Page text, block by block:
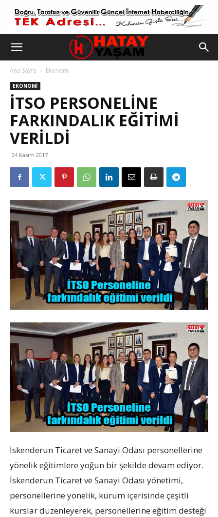
Ana Sayfa Ekonomi
EKONOMI
İTSO PERSONELINE
FARKINDALIK EĞITIMI
VERILDI
24 Kasım 2017
İskenderun Ticaret ve Sanayi Odası personellerine
yönelik eğitimlere yoğun bir şekilde devam ediyor.
İskenderun Ticaret ve Sanayi Odası yönetimi,
personellerine yönelik, kurum içerisinde çeşitli
kurslar düzenleyerek, personellerine eğitim desteği